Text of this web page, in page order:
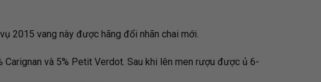
2015 vang này được hãng đổi nhãn chai mới.
và 5% Petit Verdot. Sau khi lên men rượu được ủ 6-